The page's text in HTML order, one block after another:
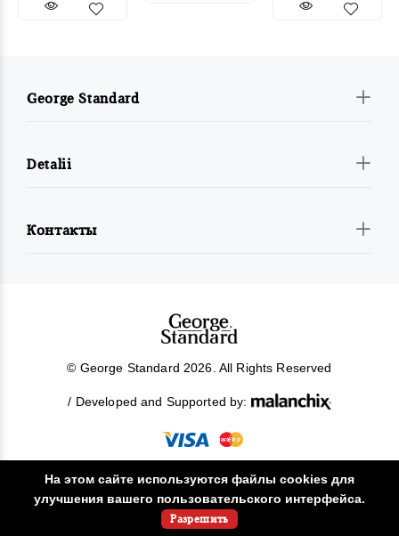
George Standard
Detalii
Контакты
© George Standard 2026. All Rights Reserved
/ Developed and Supported by:
!
На этом сайте используются файлы cookies для
улучшения вашего пользовательского интерфейса.
Разрешить